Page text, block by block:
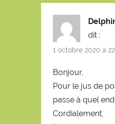
dit :
1 octobre 2020 à
Bonjour,
Pour le jus de
passe à quel
Cordialement,